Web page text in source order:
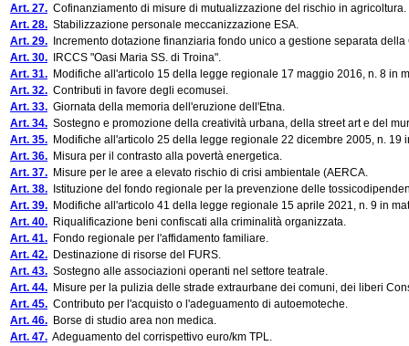
Art. 27. Cofinanziamento di misure di mutualizzazione del rischio in agricoltura.
Art. 28. Stabilizzazione personale meccanizzazione ESA.
Art. 29. Incremento dotazione finanziaria fondo unico a gestione separata
Art. 30. IRCCS "Oasi Maria SS. di Troina".
Art. 31. Modifiche all'articolo 15 della legge regionale 17 maggio 2016, n. 8 in
Art. 32. Contributi in favore degli ecomusei.
Art. 33. Giornata della memoria dell'eruzione dell'Etna.
Art. 34. Sostegno e promozione della creatività urbana, della street art e del
Art. 35. Modifiche all'articolo 25 della legge regionale 22 dicembre 2005, n.
Art. 36. Misura per il contrasto alla povertà energetica.
Art. 37. Misure per le aree a elevato rischio di crisi ambientale (AERCA.
Art. 38. Istituzione del fondo regionale per la prevenzione delle
Art. 39. Modifiche all'articolo 41 della legge regionale 15 aprile 2021, n. 9 in
Art. 40. Riqualificazione beni confiscati alla criminalità organizzata.
Art. 41. Fondo regionale per l'affidamento familiare.
Art. 42. Destinazione di risorse del FURS.
Art. 43. Sostegno alle associazioni operanti nel settore teatrale.
Art. 44. Misure per la pulizia delle strade extraurbane dei comuni, dei liberi
Art. 45. Contributo per l'acquisto o l'adeguamento di autoemoteche.
Art. 46. Borse di studio area non medica.
Art. 47. Adeguamento del corrispettivo euro/km TPL.